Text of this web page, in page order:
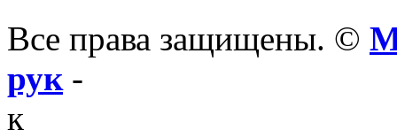
Все права защищены. ©
рук-
к